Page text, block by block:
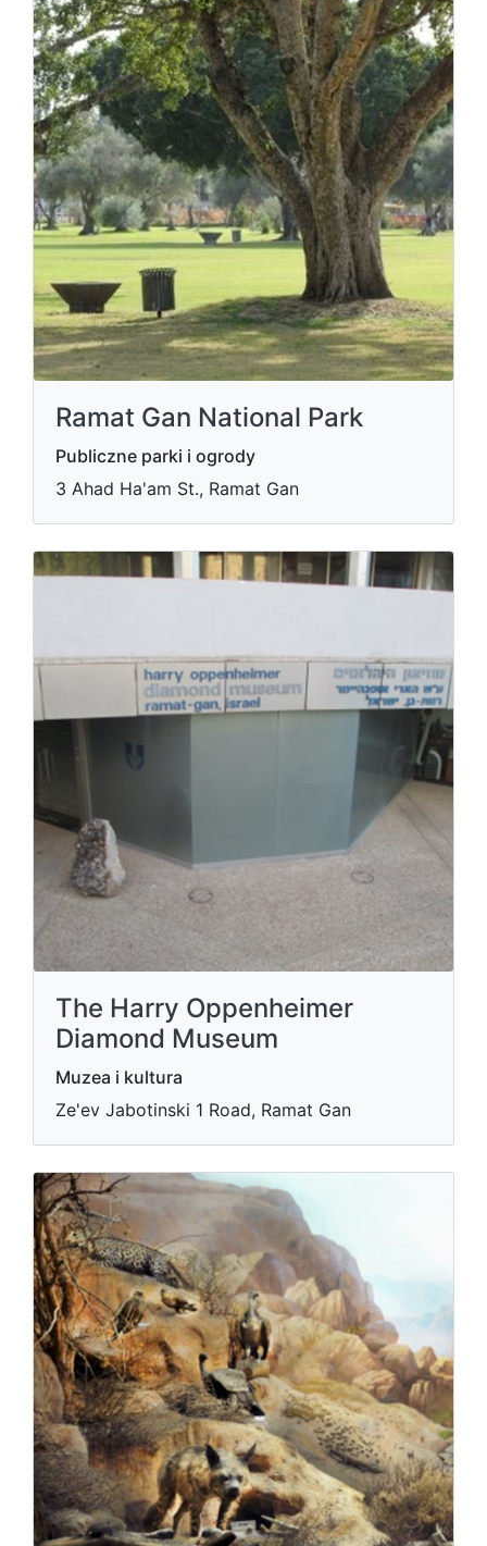
Ramat Gan National Park
Publiczne parki i ogrody
3 Ahad Ha'am St., Ramat Gan
The Harry Oppenheimer
Diamond Museum
Muzea i kultura
Ze'ev Jabotinski 1 Road, Ramat Gan